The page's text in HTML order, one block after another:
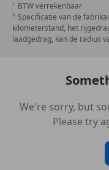
BTW verrekenbaar
Specificatie van de
kilometerstand, het
laadgedrag, kan de radius
We're sorry, but
Please try